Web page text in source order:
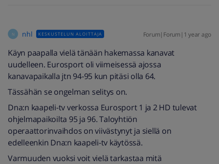
N nhl KESKUSTELUN ALOITTAJA Forum|Forum|1 year ago
Käyn paapalla vielä tänään hakemassa kanavat
uudelleen. Eurosport oli viimeisessä ajossa
kanavapaikalla jtn 94-95 kun pitäsi olla 64.
Tässähän se ongelman selitys on.
Dna:n kaapeli-tv verkossa Eurosport 1 ja 2 HD tulevat
ohjelmapaikoilta 95 ja 96. Taloyhtiön
operaattorinvaihdos on viivästynyt ja siellä on
edelleenkin Dna:n kaapeli-tv käytössä.
Varmuuden vuoksi voit vielä tarkastaa mitä